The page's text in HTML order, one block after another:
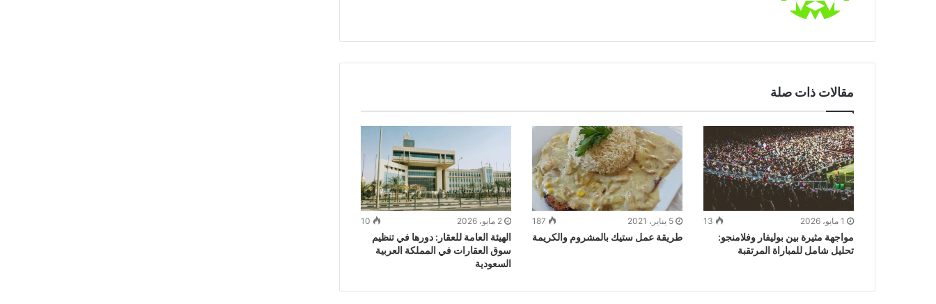
مقالات ذات صلة
1 مايو، 2026 13
مواجهة مثيرة بين بوليفار وفلامنجو:
تحليل شامل للمباراة المرتقبة
5 يناير، 2021 187
طريقة عمل ستيك بالمشروم والكريمة
2 مايو، 2026 10
الهيئة العامة للعقار: دورها في تنظيم
سوق العقارات في المملكة العربية
السعودية